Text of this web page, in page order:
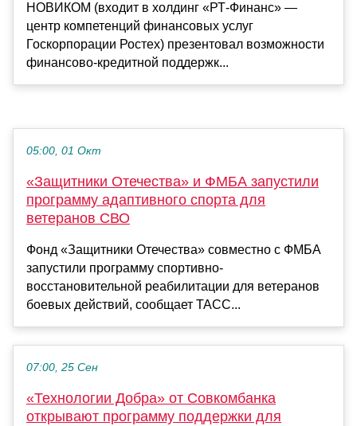
НОВИКОМ (входит в холдинг «РТ-Финанс» —
центр компетенций финансовых услуг
Госкорпорации Ростех) презентовал возможности
финансово-кредитной поддержк...
05:00, 01 Окт
«Защитники Отечества» и ФМБА запустили
программу адаптивного спорта для
ветеранов СВО
Фонд «Защитники Отечества» совместно с ФМБА
запустили программу спортивно-
восстановительной реабилитации для ветеранов
боевых действий, сообщает ТАСС...
07:00, 25 Сен
«Технологии Добра» от Совкомбанка
открывают программу поддержки для